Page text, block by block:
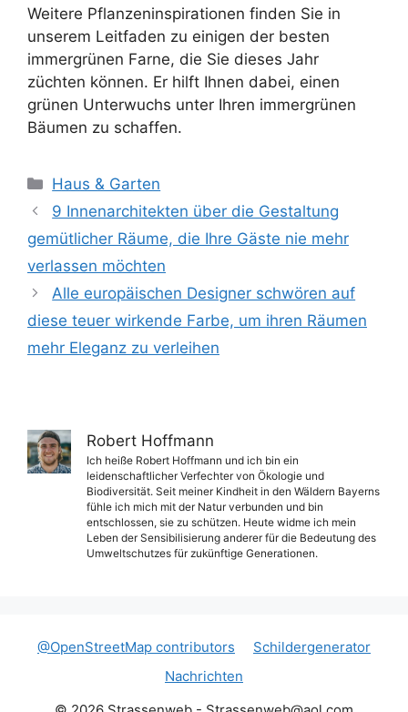
Weitere Pflanzeninspirationen finden Sie in
unserem Leitfaden zu einigen der besten
immergrünen Farne, die Sie dieses Jahr
züchten können. Er hilft Ihnen dabei, einen
grünen Unterwuchs unter Ihren immergrünen
Bäumen zu schaffen.
Kategorien
Haus & Garten
9 Innenarchitekten über die Gestaltung
gemütlicher Räume, die Ihre Gäste nie mehr
verlassen möchten
Alle europäischen Designer schwören auf
diese teuer wirkende Farbe, um ihren Räumen
mehr Eleganz zu verleihen
Robert Hoffmann
Ich heiße Robert Hoffmann und ich bin ein
leidenschaftlicher Verfechter von Ökologie und
Biodiversität. Seit meiner Kindheit in den Wäldern Bayerns
fühle ich mich mit der Natur verbunden und bin
entschlossen, sie zu schützen. Heute widme ich mein
Leben der Sensibilisierung anderer für die Bedeutung des
Umweltschutzes für zukünftige Generationen.
@OpenStreetMap contributors
Schildergenerator
Nachrichten